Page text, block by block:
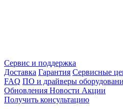
Сервис и поддержка
Доставка Гарантия Сервисные
FAQ ПО и драйверы
Обновления Новости Акции
Получить консультацию